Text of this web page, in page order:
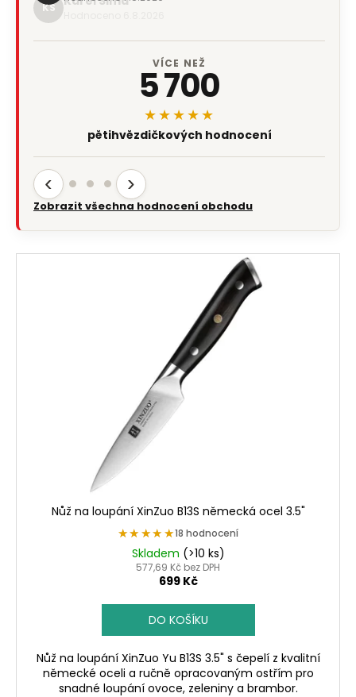
KS
VÍCE NEŽ
5 700
★★★★★
pětihvězdičkových hodnocení
‹ ›
Zobrazit všechna hodnocení obchodu
Nůž na loupání XinZuo B13S německá ocel 3.5"
★★★★★
★★★★★18 hodnocení
Skladem (>10 ks)
577,69 Kč bez DPH
699 Kč
DO KOŠÍKU
Nůž na loupání XinZuo Yu B13S 3.5" s čepelí z kvalitní
německé oceli a ručně opracovaným ostřím pro
snadné loupání ovoce, zeleniny a brambor.